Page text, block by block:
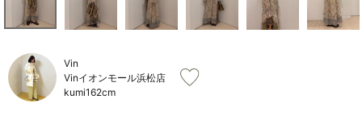
Vin
Vinイオンモール浜松店
kumi162cm